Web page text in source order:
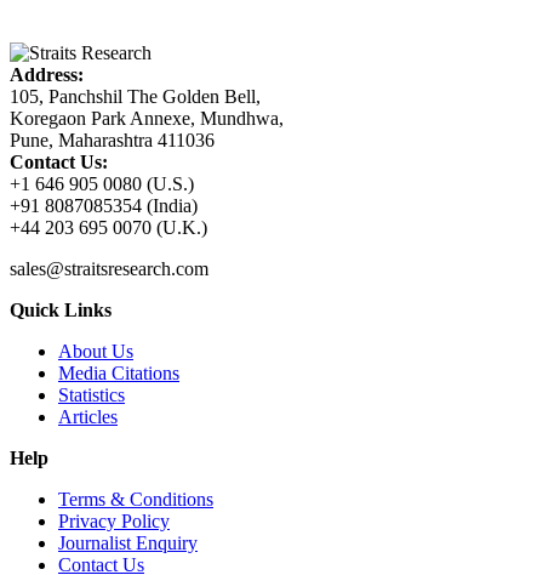
Address:
105, Panchshil The Golden Bell,
Koregaon Park Annexe, Mundhwa,
Pune, Maharashtra 411036
Contact Us:
+1 646 905 0080 (U.S.)
+91 8087085354 (India)
+44 203 695 0070 (U.K.)
sales@straitsresearch.com
Quick Links
About Us
Media Citations
Statistics
Articles
Help
Terms & Conditions
Privacy Policy
Journalist Enquiry
Contact Us